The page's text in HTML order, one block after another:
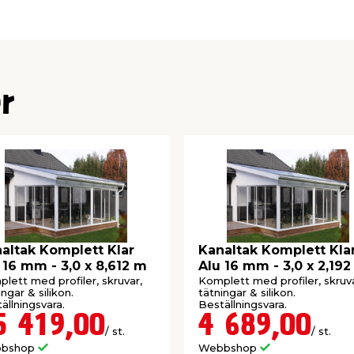
Rök 40%
i takstol, bredd: 52
vår till sen höst
Komplett Klar
mm - 3,0 x 8,612 m
med profiler, skruvar,
& silikon.
419,00/ st.
Kanaltak Komplett
Alu 16 mm - 3,0 x
Komplett med profiler,
tätningar & silikon.
Beställningsvara.
4 689,00/ st.
Webbshop